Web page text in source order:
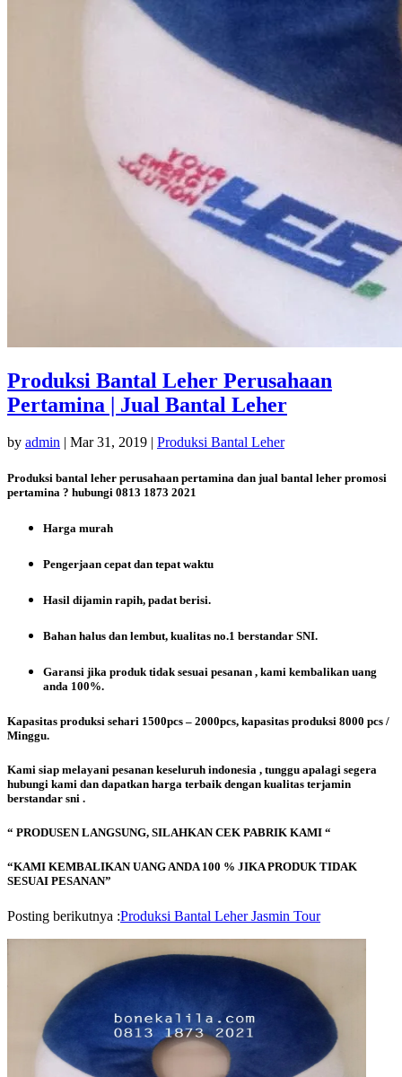
Produksi Bantal Leher Perusahaan
Pertamina | Jual Bantal Leher
by admin | Mar 31, 2019 | Produksi Bantal Leher
Produksi bantal leher perusahaan pertamina dan jual bantal leher promosi
pertamina ? hubungi 0813 1873 2021
Harga murah
Pengerjaan cepat dan tepat waktu
Hasil dijamin rapih, padat berisi.
Bahan halus dan lembut, kualitas no.1 berstandar SNI.
Garansi jika produk tidak sesuai pesanan , kami kembalikan uang
anda 100%.
Kapasitas produksi sehari 1500pcs – 2000pcs, kapasitas produksi 8000 pcs /
Minggu.
Kami siap melayani pesanan keseluruh indonesia , tunggu apalagi segera
hubungi kami dan dapatkan harga terbaik dengan kualitas terjamin
berstandar sni .
“ PRODUSEN LANGSUNG, SILAHKAN CEK PABRIK KAMI “
“KAMI KEMBALIKAN UANG ANDA 100 % JIKA PRODUK TIDAK
SESUAI PESANAN”
Posting berikutnya :Produksi Bantal Leher Jasmin Tour